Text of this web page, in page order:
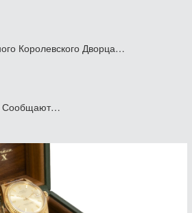
Королевского Дворца…
Сообщают…